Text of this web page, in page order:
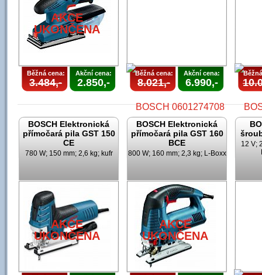
AKCE
UKONČENA
Běžná cena:
3.484,-
Akční cena:
2.850,-
AKCE
UKONČENA
Běžná cena:
8.021,-
Akční cena:
6.990,-
BOSCH Elektronická
přímočará pila GST 150
CE
780 W; 150 mm; 2,6 kg; kufr
AKCE
UKONČENA
BOSCH Elektronická
přímočará pila GST 160
BCE
800 W; 160 mm; 2,3 kg; L-Boxx
AKCE
UKONČENA
12 V;